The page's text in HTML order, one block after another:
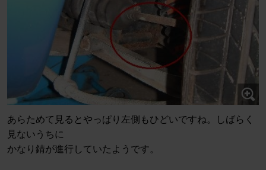
あらためて見るとやっぱり左側もひどいですね。しばらく
見ないうちに
かなり錆が進行していたようです。